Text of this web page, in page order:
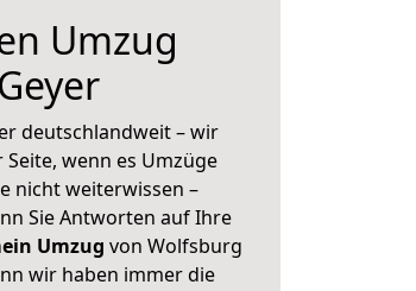
Umzug
deutschlandweit – wir
wenn es Umzüge
nicht weiterwissen –
Sie Antworten auf Ihre
Umzug von Wolfsburg
wir haben immer die